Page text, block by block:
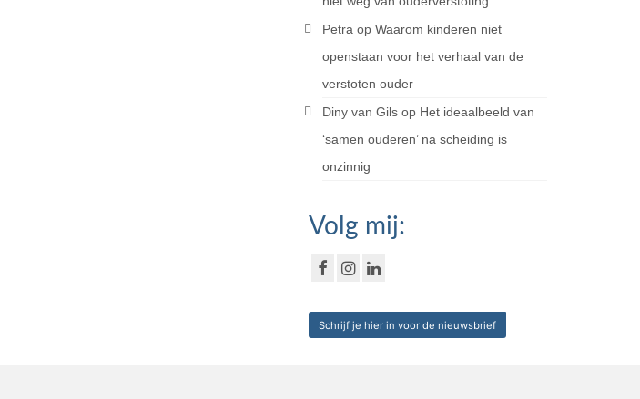
Petra op Waarom kinderen niet
openstaan voor het verhaal van de
verstoten ouder
Diny van Gilsop Het ideaalbeeld van
‘samen ouderen’ na scheiding is
onzinnig
Volg mij:
Schrijf je hier in voor de nieuwsbrief